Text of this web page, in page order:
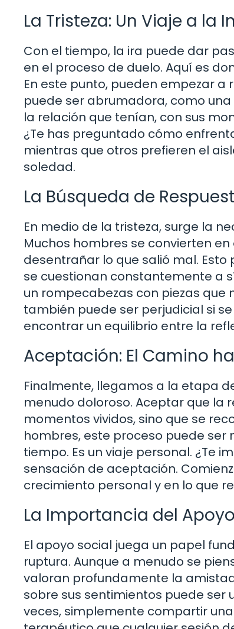
La Tristeza: Un Viaje a la
Con el tiempo, la ira puede dar
en el proceso de duelo. Aquí es
En este punto, pueden empezar
puede ser abrumadora, como
la relación que tenían, con sus
¿Te has preguntado cómo
mientras que otros prefieren el
soledad.
La Búsqueda de
En medio de la tristeza, surge la
Muchos hombres se convierten
desentrañar lo que salió mal.
se cuestionan constantemente a
un rompecabezas con piezas que
también puede ser perjudicial si
encontrar un equilibrio entre la
Aceptación: El Camino
Finalmente, llegamos a la etapa
menudo doloroso. Aceptar que la
momentos vividos, sino que se
hombres, este proceso puede
tiempo. Es un viaje personal. ¿Te
sensación de aceptación.
crecimiento personal y en lo que
La Importancia del
El apoyo social juega un papel
ruptura. Aunque a menudo se
valoran profundamente la
sobre sus sentimientos puede ser
veces, simplemente compartir